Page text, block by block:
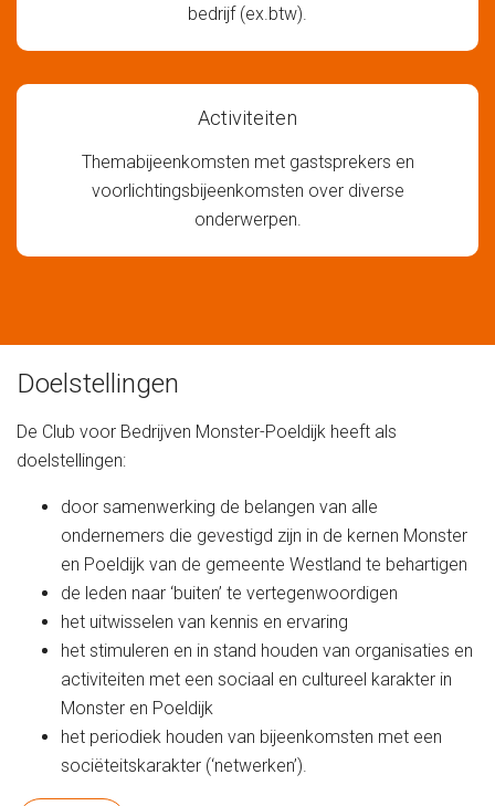
bedrijf (ex.btw).
Activiteiten
Themabijeenkomsten met gastsprekers en
voorlichtingsbijeenkomsten over diverse
onderwerpen.
Doelstellingen
De Club voor Bedrijven Monster-Poeldijk heeft als
doelstellingen:
door samenwerking de belangen van alle
ondernemers die gevestigd zijn in de kernen Monster
en Poeldijk van de gemeente Westland te behartigen
de leden naar ‘buiten’ te vertegenwoordigen
het uitwisselen van kennis en ervaring
het stimuleren en in stand houden van organisaties en
activiteiten met een sociaal en cultureel karakter in
Monster en Poeldijk
het periodiek houden van bijeenkomsten met een
sociëteitskarakter (‘netwerken’).